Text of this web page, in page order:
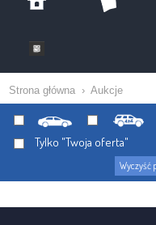
Strona główna › Aukcje
Tylko "Twoja oferta"
Wyczyść